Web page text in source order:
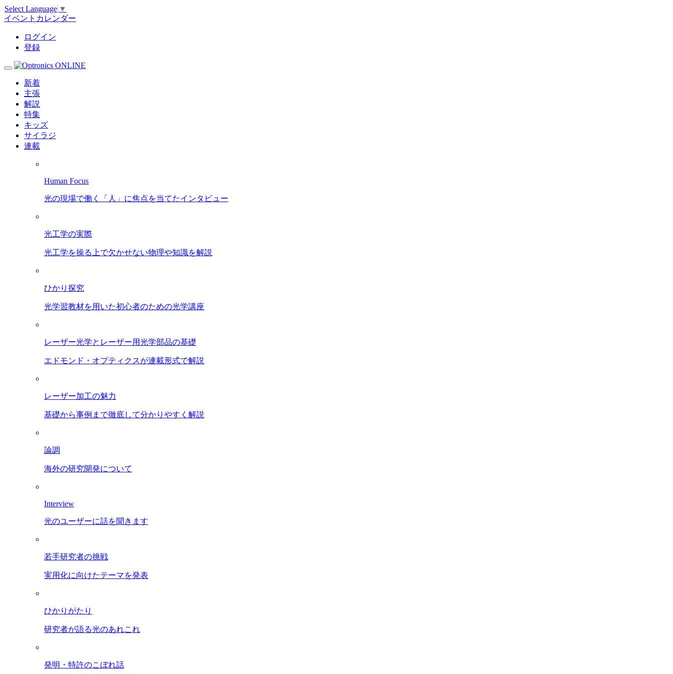
Select Language ▼
イベントカレンダー
ログイン
登録
新着
主張
解説
特集
キッズ
サイラジ
連載
Human Focus
光の現場で働く「人」に焦点を当てたインタビュー
光工学の実際
光工学を操る上で欠かせない物理や知識を解説
ひかり探究
光学習教材を用いた初心者のための光学講座
レーザー光学とレーザー用光学部品の基礎
エドモンド・オプティクスが連載形式で解説
レーザー加工の魅力
基礎から事例まで徹底して分かりやすく解説
論調
海外の研究開発について
Interview
光のユーザーに話を聞きます
若手研究者の挑戦
実用化に向けたテーマを発表
ひかりがたり
研究者が語る光のあれこれ
発明・特許のこぼれ話